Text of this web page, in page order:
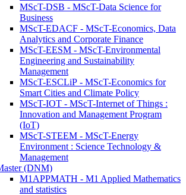
MScT-DSB - MScT-Data Science for
Business
MScT-EDACF - MScT-Economics, Data
Analytics and Corporate Finance
MScT-EESM - MScT-Environmental
Engineering and Sustainability
Management
MScT-ESCLiP - MScT-Economics for
Smart Cities and Climate Policy
MScT-IOT - MScT-Internet of Things :
Innovation and Management Program
(IoT)
MScT-STEEM - MScT-Energy
Environment : Science Technology &
Management
(DNM)
M1APPMATH - M1 Applied Mathematics
and statistics